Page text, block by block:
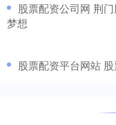
股票配资公司网 荆
梦想
股票配资平台网站